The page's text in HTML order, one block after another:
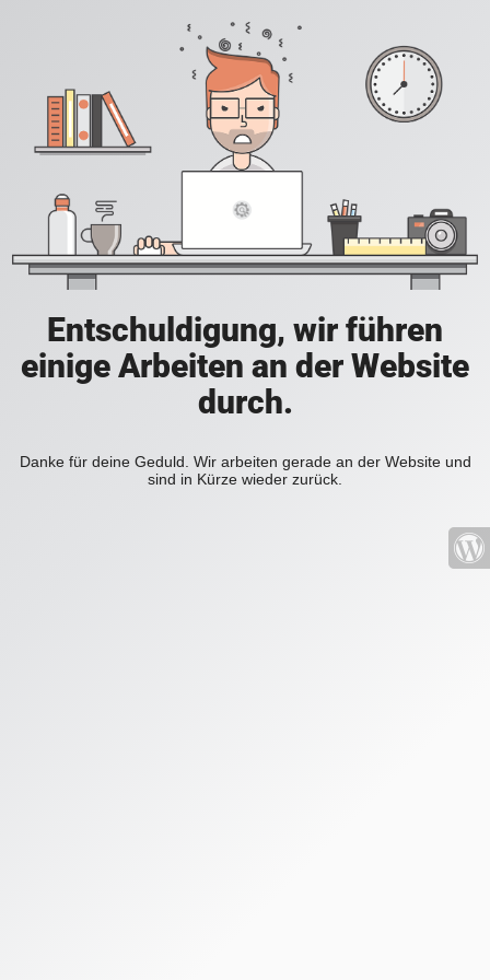
Entschuldigung, wir führen
einige Arbeiten an der Website
durch.
Danke für deine Geduld. Wir arbeiten gerade an der Website und
sind in Kürze wieder zurück.